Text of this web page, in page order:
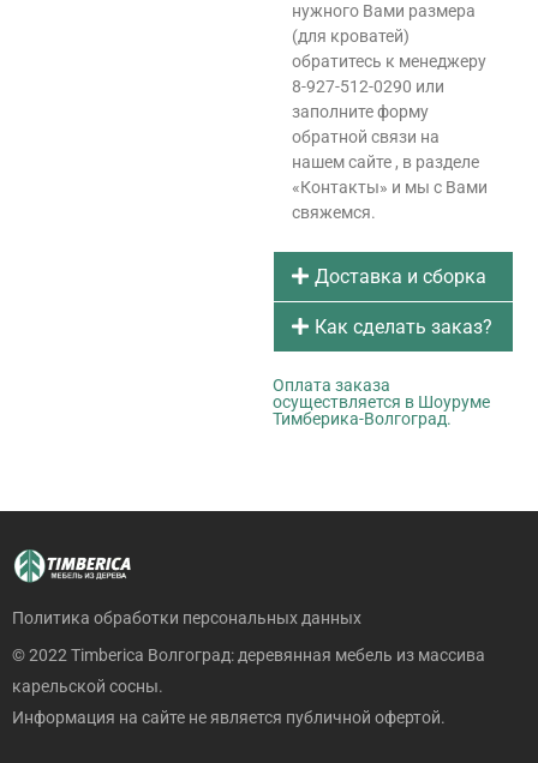
нужного Вами размера
(для кроватей)
обратитесь к менеджеру
8-927-512-0290 или
заполните форму
обратной связи на
нашем сайте , в разделе
«Контакты» и мы с Вами
свяжемся.
Доставка и сборка
Как сделать заказ?
Оплата заказа
осуществляется в Шоуруме
Тимберика-Волгоград.
Политика обработки персональных данных
© 2022 Timberica Волгоград: деревянная мебель из массива
карельской сосны.
Информация на сайте не является публичной офертой.